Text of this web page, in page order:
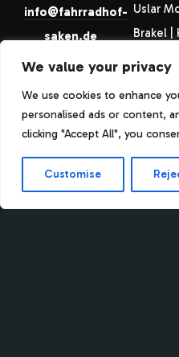
We value your privacy
We use cookies to enhance
personalised ads or content,
clicking "Accept All", you
Customise
info@fahrradhof-
saken.de
+49(0)5644
Uslar
Brakel |
Uslar
Brakel |